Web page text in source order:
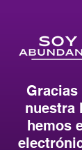
nuestra
hemos